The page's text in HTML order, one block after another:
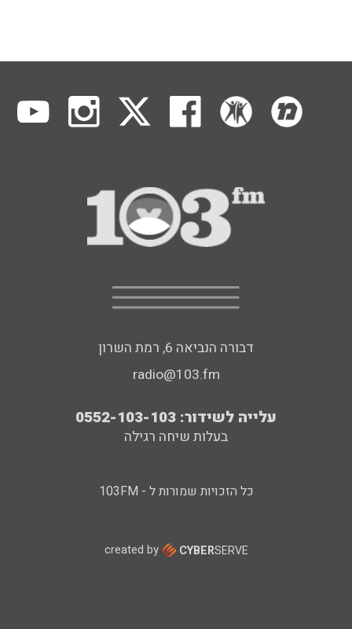
דבורה הנביאה 6, רמת השרון
radio@103.fm
עלייה לשידור: 0552-103-103
בעלות שיחה רגילה
כל הזכויות שמורות ל - 103FM
created by CYBERSERVE